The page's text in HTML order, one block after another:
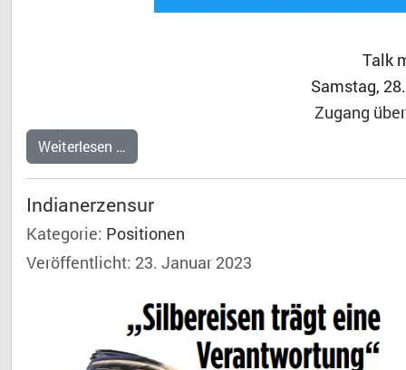
Talk
Samstag,
Zugang
Weiterlesen …
Indianerzensur
Kategorie: Positionen
Veröffentlicht: 23. Januar 2023